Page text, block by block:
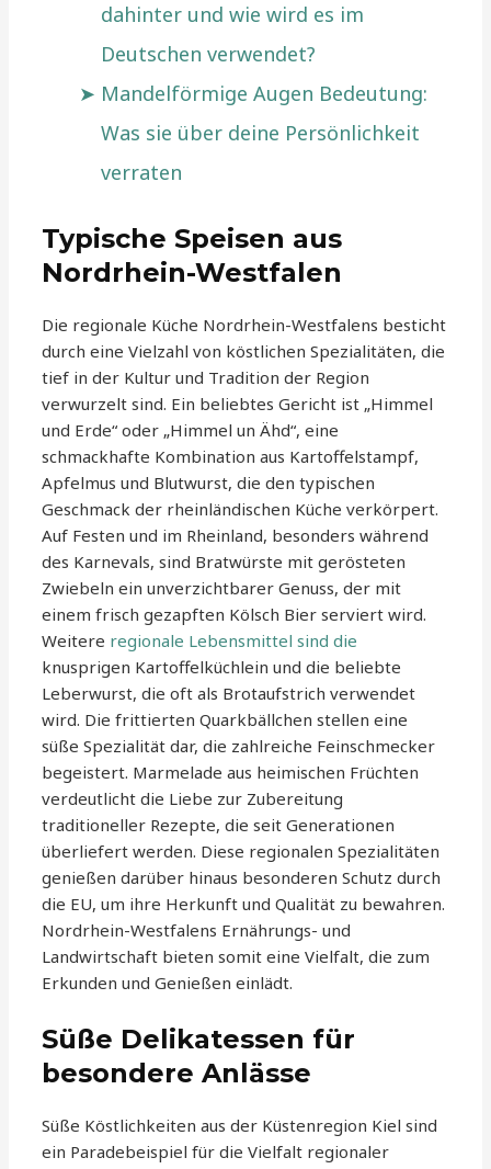
dahinter und wie wird es im
Deutschen verwendet?
Mandelförmige Augen Bedeutung:
Was sie über deine Persönlichkeit
verraten
Typische Speisen aus
Nordrhein-Westfalen
Die regionale Küche Nordrhein-Westfalens besticht
durch eine Vielzahl von köstlichen Spezialitäten, die
tief in der Kultur und Tradition der Region
verwurzelt sind. Ein beliebtes Gericht ist „Himmel
und Erde“ oder „Himmel un Ähd“, eine
schmackhafte Kombination aus Kartoffelstampf,
Apfelmus und Blutwurst, die den typischen
Geschmack der rheinländischen Küche verkörpert.
Auf Festen und im Rheinland, besonders während
des Karnevals, sind Bratwürste mit gerösteten
Zwiebeln ein unverzichtbarer Genuss, der mit
einem frisch gezapften Kölsch Bier serviert wird.
Weitere regionale Lebensmittel sind die
knusprigen Kartoffelküchlein und die beliebte
Leberwurst, die oft als Brotaufstrich verwendet
wird. Die frittierten Quarkbällchen stellen eine
süße Spezialität dar, die zahlreiche Feinschmecker
begeistert. Marmelade aus heimischen Früchten
verdeutlicht die Liebe zur Zubereitung
traditioneller Rezepte, die seit Generationen
überliefert werden. Diese regionalen Spezialitäten
genießen darüber hinaus besonderen Schutz durch
die EU, um ihre Herkunft und Qualität zu bewahren.
Nordrhein-Westfalens Ernährungs- und
Landwirtschaft bieten somit eine Vielfalt, die zum
Erkunden und Genießen einlädt.
Süße Delikatessen für
besondere Anlässe
Süße Köstlichkeiten aus der Küstenregion Kiel sind
ein Paradebeispiel für die Vielfalt regionaler